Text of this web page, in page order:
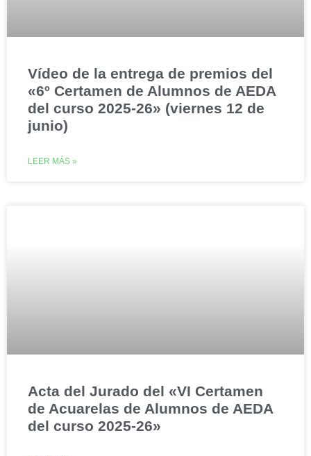
Vídeo de la entrega de premios del
«6º Certamen de Alumnos de AEDA
del curso 2025-26» (viernes 12 de
junio)
LEER MÁS »
Acta del Jurado del «VI Certamen
de Acuarelas de Alumnos de AEDA
del curso 2025-26»